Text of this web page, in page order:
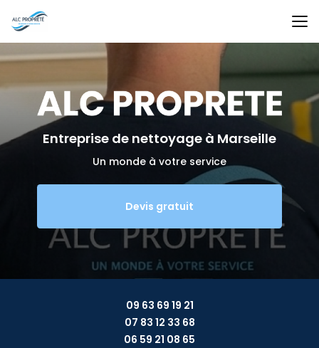
au
contenu
principal
Entreprise de nettoyage à Marseille
Un monde à votre service
Devis gratuit
09 63 69 19 21
07 83 12 33 68
06 59 21 08 65